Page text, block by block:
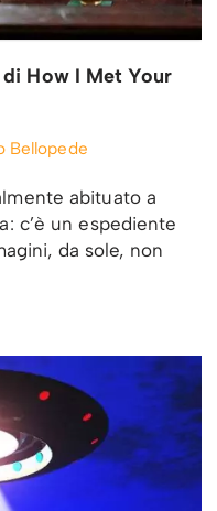
How I Met Your
Bellopede
abituato a
c’è un espediente
da sole, non